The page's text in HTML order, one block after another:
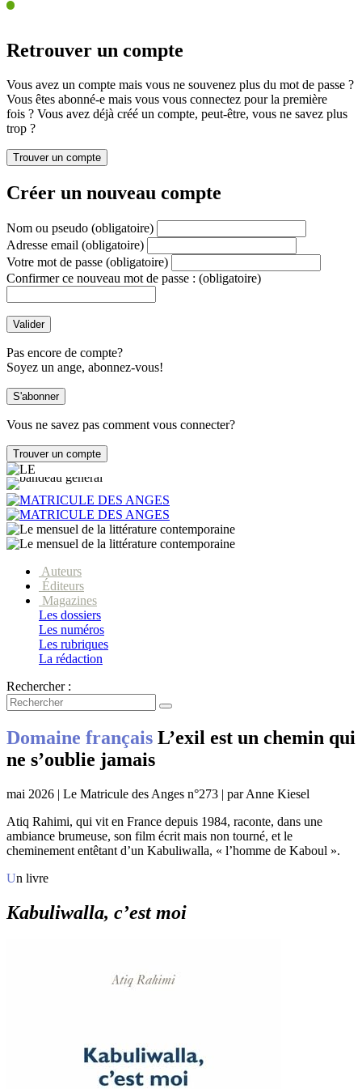
Retrouver un compte
Vous avez un compte mais vous ne souvenez plus du mot de passe ?
Vous êtes abonné-e mais vous vous connectez pour la première
fois ? Vous avez déjà créé un compte, peut-être, vous ne savez plus
trop ?
Créer un nouveau compte
Nom ou pseudo (obligatoire)
Adresse email (obligatoire)
Votre mot de passe (obligatoire)
Confirmer ce nouveau mot de passe : (obligatoire)
Pas encore de compte?
Soyez un ange, abonnez-vous!
Vous ne savez pas comment vous connecter?
Auteurs
Éditeurs
Magazines
Les dossiers
Les numéros
Les rubriques
La rédaction
Rechercher :
Domaine français L’exil est un chemin qui
ne s’oublie jamais
mai 2026 | Le Matricule des Anges n°273 | par Anne Kiesel
Atiq Rahimi, qui vit en France depuis 1984, raconte, dans une
ambiance brumeuse, son film écrit mais non tourné, et le
cheminement entêtant d’un Kabuliwalla, « l’homme de Kaboul ».
Un livre
Kabuliwalla, c’est moi